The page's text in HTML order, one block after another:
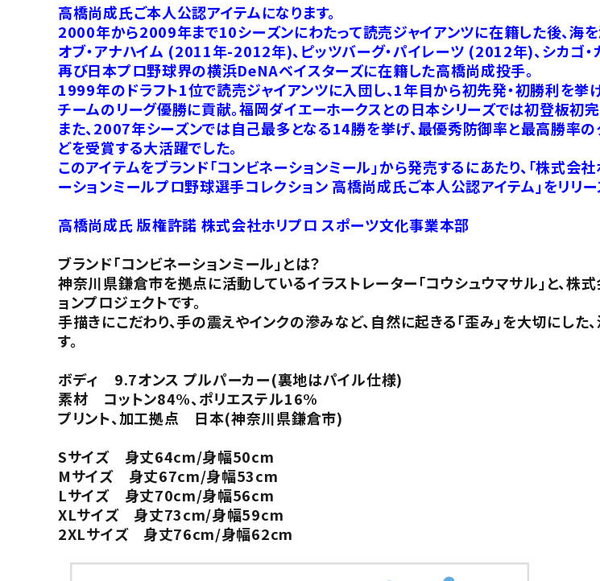
高橋尚成氏ご本人公認アイテムになります。
2000年から2009年まで10シーズンにわたって読売ジャイアンツに在籍した後、海を
オブ・アナハイム (2011年-2012年)、ピッツバーグ・パイレーツ (2012年)、シカゴ
再び日本プロ野球界の横浜DeNAベイスターズに在籍した高橋尚成投手。
1999年のドラフト1位で読売ジャイアンツに入団し、1年目から初先発・初勝利を
チームのリーグ優勝に貢献。福岡ダイエーホークスとの日本シリーズでは初登板初
また、2007年シーズンでは自己最多となる14勝を挙げ、最優秀防御率と最高勝率の
どを受賞する大活躍でした。
このアイテムをブランド「コンビネーションミール」から発売するにあたり、「株式会
ーションミールプロ野球選手コレクション 高橋尚成氏ご本人公認アイテム」をリリー
高橋尚成氏 版権許諾 株式会社ホリプロ スポーツ文化事業本部
ブランド「コンビネーションミール」とは？
神奈川県鎌倉市を拠点に活動しているイラストレーター「コウシュウマサル」と、
ョンプロジェクトです。
手描きにこだわり、手の震えやインクの滲みなど、自然に起きる「歪み」を大切にし
す。
ボディ 9.7オンス プルパーカー(裏地はパイル仕様)
素材 コットン84%、ポリエステル16%
プリント、加工拠点 日本(神奈川県鎌倉市)
Sサイズ 身丈64cm/身幅50cm
Mサイズ 身丈67cm/身幅53cm
Lサイズ 身丈70cm/身幅56cm
XLサイズ 身丈73cm/身幅59cm
2XLサイズ 身丈76cm/身幅62cm